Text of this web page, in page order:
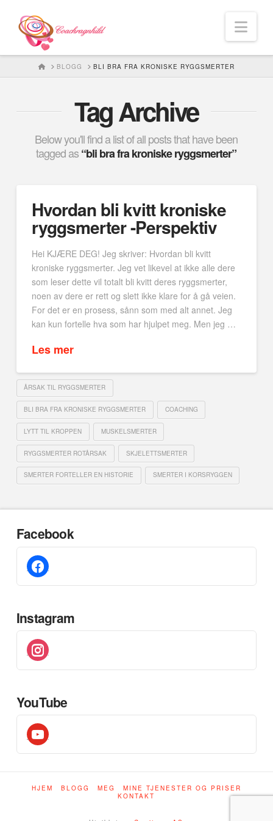
HOMEBLOGG BLI BRA FRA KRONISKE RYGGSMERTER
Tag Archive
Below you'll find a list of all posts that have been
tagged as“bli bra fra kroniske ryggsmerter”
Hvordan bli kvitt kroniske
ryggsmerter -Perspektiv
Hei KJÆRE DEG! Jeg skriver: Hvordan bli kvitt
kroniske ryggsmerter. Jeg vet likevel at ikke alle dere
som leser dette vil totalt bli kvitt deres ryggsmerter,
noen av dere er rett og slett ikke klare for å gå veien.
For det er en prosess, sånn som med alt annet. Jeg
kan kun fortelle hva som har hjulpet meg. Men jeg …
Les mer
ÅRSAK TIL RYGGSMERTER
BLI BRA FRA KRONISKE RYGGSMERTER COACHING
LYTT TIL KROPPEN MUSKELSMERTER
RYGGSMERTER ROTÅRSAK SKJELETTSMERTER
SMERTER FORTELLER EN HISTORIE SMERTER I KORSRYGGEN
Facebook
facebook
Instagram
instagram
YouTube
youtube
HJEM BLOGG MEG
MINE TJENESTER OG PRISER
KONTAKT